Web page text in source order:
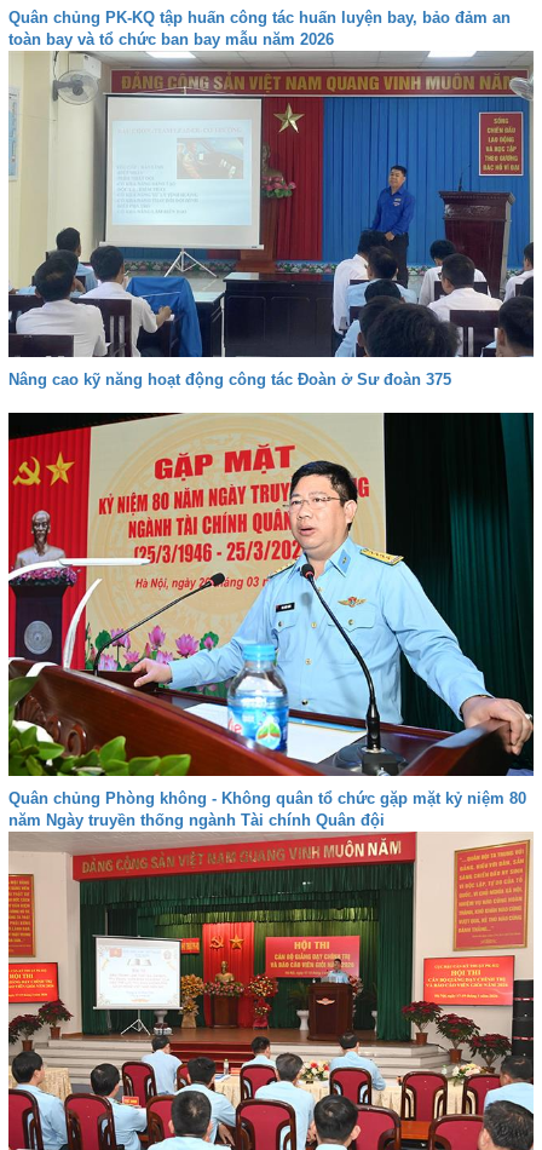
Quân chủng PK-KQ tập huấn công tác huấn luyện bay, bảo đảm an
toàn bay và tổ chức ban bay mẫu năm 2026
Nâng cao kỹ năng hoạt động công tác Đoàn ở Sư đoàn 375
Quân chủng Phòng không - Không quân tổ chức gặp mặt kỷ niệm 80
năm Ngày truyền thống ngành Tài chính Quân đội